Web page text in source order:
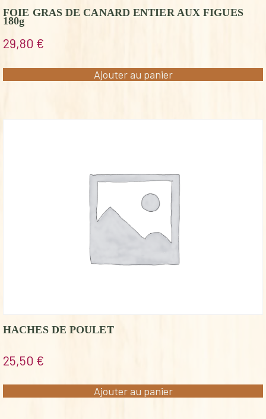
FOIE GRAS DE CANARD ENTIER AUX FIGUES
180g
29,80 €
Ajouter au panier
HACHES DE POULET
25,50 €
Ajouter au panier